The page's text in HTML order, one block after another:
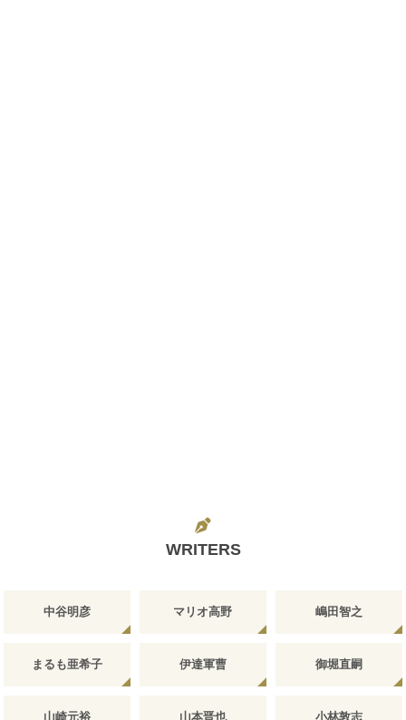
WRITERS
中谷明彦 マリオ高野 嶋田智之
まるも亜希子 伊達軍曹 御堀直嗣
山崎元裕 山本晋也 小林敦志